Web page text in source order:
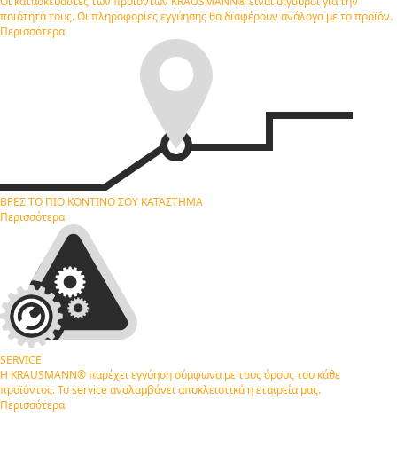
ποιότητά τους. Οι πληροφορίες εγγύησης θα διαφέρουν ανάλογα με το προϊόν.
Περισσότερα
ΒΡΕΣ ΤΟ ΠΙΟ ΚΟΝΤΙΝΟ ΣΟΥ ΚΑΤΑΣΤΗΜΑ
Περισσότερα
SERVICE
Η KRAUSMANN® παρέχει εγγύηση σύμφωνα με τους όρους του κάθε
προϊόντος. Το service αναλαμβάνει αποκλειστικά η εταιρεία μας.
Περισσότερα